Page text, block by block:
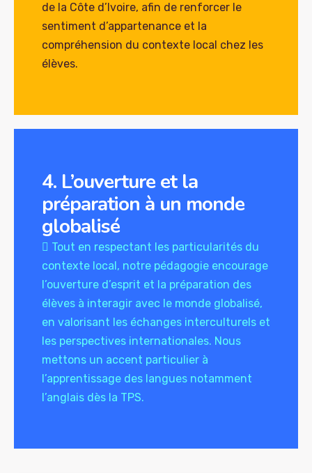
de la Côte d’Ivoire, afin de renforcer le
sentiment d’appartenance et la
compréhension du contexte local chez les
élèves.
4. L’ouverture et la
préparation à un monde
globalisé
 Tout en respectant les particularités du
contexte local, notre pédagogie encourage
l’ouverture d’esprit et la préparation des
élèves à interagir avec le monde globalisé,
en valorisant les échanges interculturels et
les perspectives internationales. Nous
mettons un accent particulier à
l’apprentissage des langues notamment
l’anglais dès la TPS.